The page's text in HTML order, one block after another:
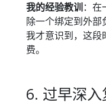
我的经验教训 ：在
除一个绑定到外
我才意识到，这段
费。
6. 过早深